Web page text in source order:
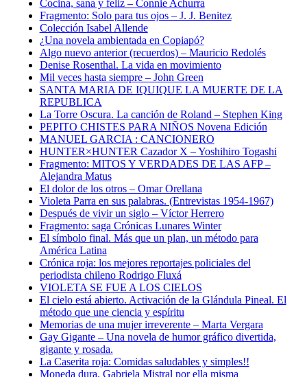
Cocina, sana y feliz – Connie Achurra
Fragmento: Solo para tus ojos – J. J. Benitez
Colección Isabel Allende
¿Una novela ambientada en Copiapó?
Algo nuevo anterior (recuerdos) – Mauricio Redolés
Denise Rosenthal. La vida en movimiento
Mil veces hasta siempre – John Green
SANTA MARIA DE IQUIQUE LA MUERTE DE LA
REPUBLICA
La Torre Oscura. La canción de Roland – Stephen King
PEPITO CHISTES PARA NIÑOS Novena Edición
MANUEL GARCIA : CANCIONERO
HUNTER×HUNTER Cazador X – Yoshihiro Togashi
Fragmento: MITOS Y VERDADES DE LAS AFP –
Alejandra Matus
El dolor de los otros – Omar Orellana
Violeta Parra en sus palabras. (Entrevistas 1954-1967)
Después de vivir un siglo – Víctor Herrero
Fragmento: saga Crónicas Lunares Winter
El símbolo final. Más que un plan, un método para
América Latina
Crónica roja: los mejores reportajes policiales del
periodista chileno Rodrigo Fluxá
VIOLETA SE FUE A LOS CIELOS
El cielo está abierto. Activación de la Glándula Pineal. El
método que une ciencia y espíritu
Memorias de una mujer irreverente – Marta Vergara
Gay Gigante – Una novela de humor gráfico divertida,
gigante y rosada.
La Caserita roja: Comidas saludables y simples!!
Moneda dura. Gabriela Mistral por ella misma